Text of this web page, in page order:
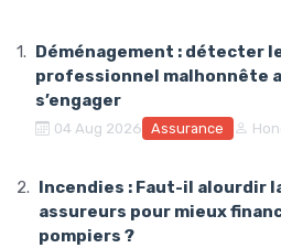
Déménagement : détecter
professionnel malhonnête
s’engager
04 Aug 2026 Assurance
Incendies : Faut-il alourdir
assureurs pour mieux
pompiers ?